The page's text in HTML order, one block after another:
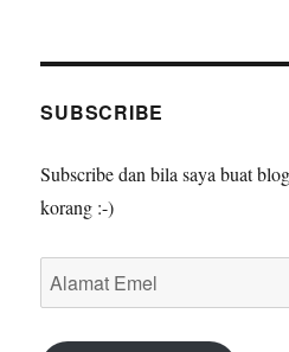
SUBSCRIBE
Subscribe dan bila saya buat
korang :-)
Alamat
Emel